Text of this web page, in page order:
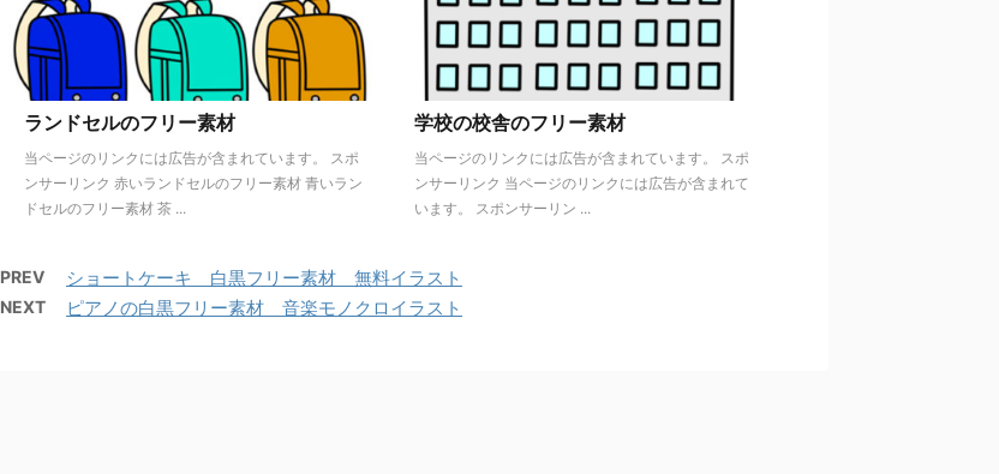
ランドセルのフリー素材
当ページのリンクには広告が含まれています。 スポ
ンサーリンク 赤いランドセルのフリー素材 青いラン
ドセルのフリー素材 茶 ...
学校の校舎のフリー素材
当ページのリンクには広告が含まれています。 スポ
ンサーリンク 当ページのリンクには広告が含まれて
います。 スポンサーリン ...
PREV ショートケーキ 白黒フリー素材 無料イラスト
NEXT ピアノの白黒フリー素材 音楽モノクロイラスト